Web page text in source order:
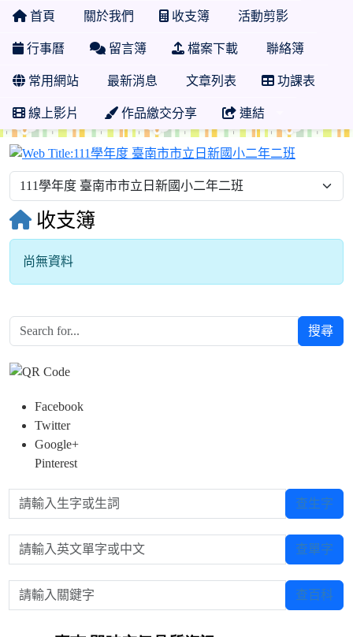
首頁 關於我們 收支簿 活動剪影
行事曆 留言簿 檔案下載 聯絡簿
常用網站 最新消息 文章列表 功課表
線上影片 作品繳交分享 連結
收支簿
尚無資料
搜尋
Facebook
Twitter
Google+
Pinterest
請輸入生字或生詞 查生字
請輸入英文單字或中文 查單字
請輸入關鍵字 查百科